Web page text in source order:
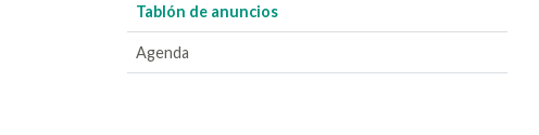
Tablón de anuncios
Agenda